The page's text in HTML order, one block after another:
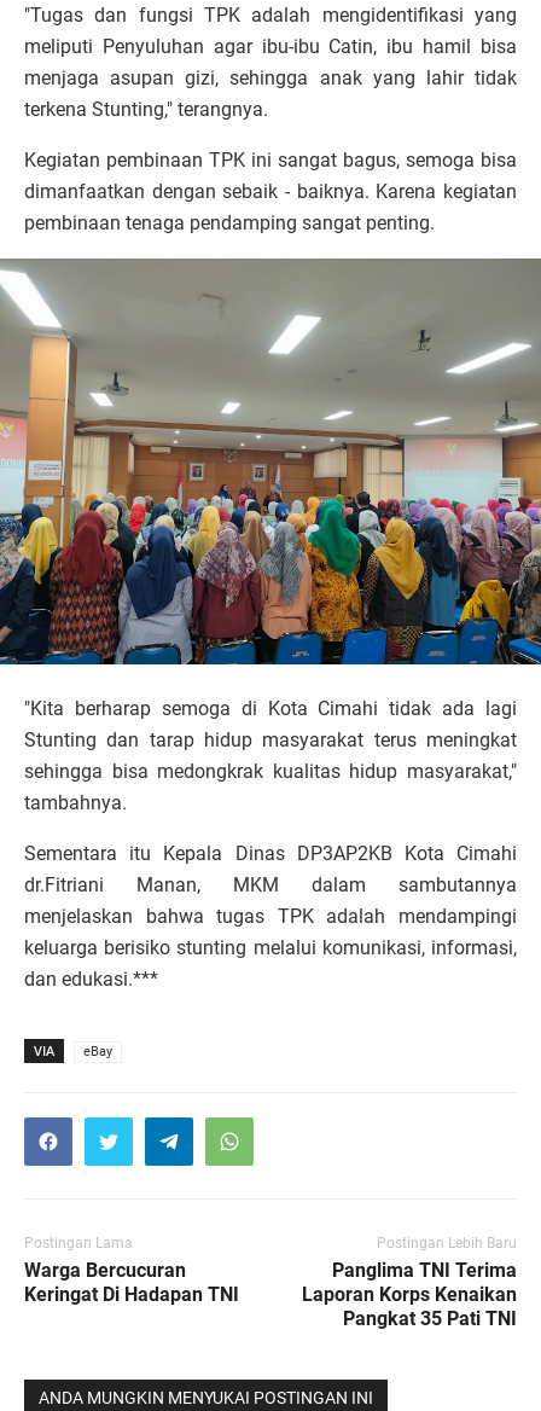
"Tugas dan fungsi TPK adalah mengidentifikasi yang
meliputi Penyuluhan agar ibu-ibu Catin, ibu hamil bisa
menjaga asupan gizi, sehingga anak yang lahir tidak
terkena Stunting," terangnya.
Kegiatan pembinaan TPK ini sangat bagus, semoga bisa
dimanfaatkan dengan sebaik - baiknya. Karena kegiatan
pembinaan tenaga pendamping sangat penting.
"Kita berharap semoga di Kota Cimahi tidak ada lagi
Stunting dan tarap hidup masyarakat terus meningkat
sehingga bisa medongkrak kualitas hidup masyarakat,"
tambahnya.
Sementara itu Kepala Dinas DP3AP2KB Kota Cimahi
dr.Fitriani Manan, MKM dalam sambutannya
menjelaskan bahwa tugas TPK adalah mendampingi
keluarga berisiko stunting melalui komunikasi, informasi,
dan edukasi.***
VIA eBay
Postingan Lama
Warga Bercucuran
Keringat Di Hadapan TNI
Postingan Lebih Baru
Panglima TNI Terima
Laporan Korps Kenaikan
Pangkat 35 Pati TNI
ANDA MUNGKIN MENYUKAI POSTINGAN INI